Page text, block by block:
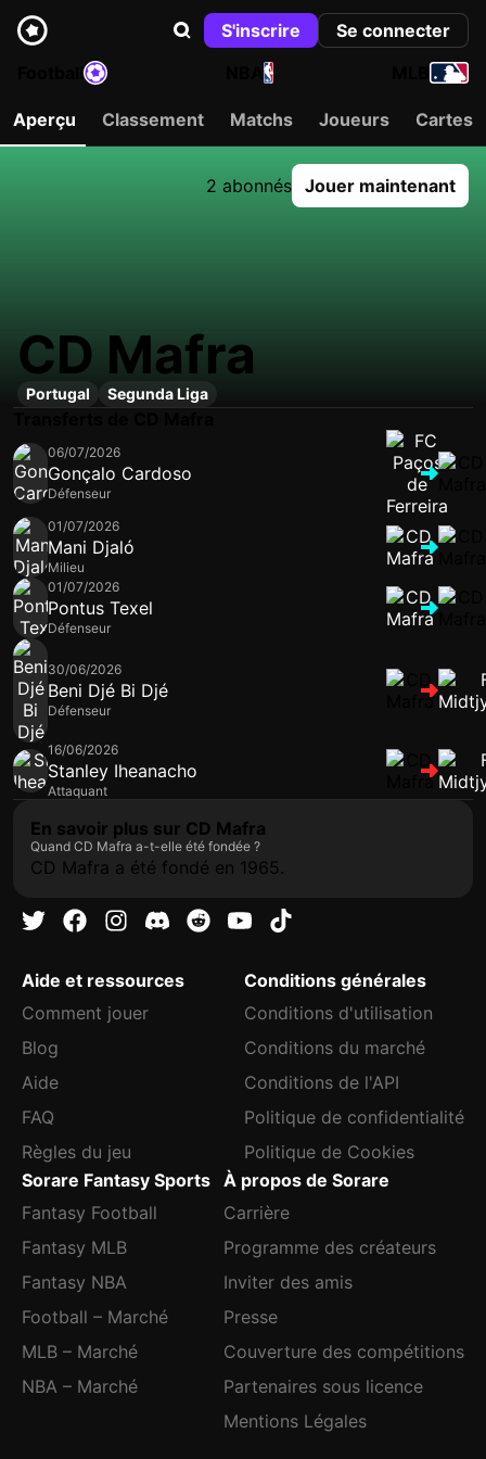
S'inscrire
Se connecter
NBA
Aperçu Classement Matchs Joueurs Cartes
2 abonnés Jouer maintenant
CD Mafra
Portugal Segunda Liga
06/07/2026
Gonçalo Cardoso
Défenseur
01/07/2026
Mani Djaló
Milieu
01/07/2026
Pontus Texel
Défenseur
30/06/2026
Beni Djé Bi Djé
Défenseur
16/06/2026
Stanley Iheanacho
Attaquant
En savoir plus sur CD Mafra
Quand CD Mafra a-t-elle été fondée ?
CD Mafra a été fondé en 1965.
Aide et ressources
Comment jouer
Blog
Aide
FAQ
Règles du jeu
Conditions générales
Conditions d'utilisation
Conditions du marché
Conditions de l'API
Politique de confidentialité
Politique de Cookies
Sorare Fantasy Sports
Fantasy Football
Fantasy MLB
Fantasy NBA
Football – Marché
MLB – Marché
NBA – Marché
À propos de Sorare
Carrière
Programme des créateurs
Inviter des amis
Presse
Couverture des compétitions
Partenaires sous licence
Mentions Légales